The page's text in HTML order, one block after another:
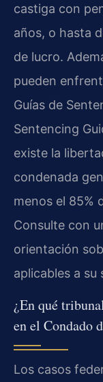
castiga con
años, o hasta
de lucro.
pueden
Guías de
Sentencing
existe la
condenada
menos el 85%
Consulte con
orientación
aplicables a su
¿En qué
en el Condado
Los casos